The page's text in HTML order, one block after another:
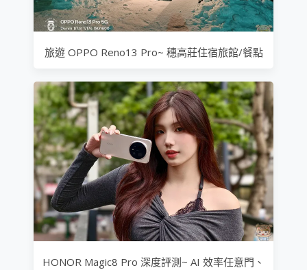
旅遊 OPPO Reno13 Pro~ 穗高莊住宿旅館/餐點
HONOR Magic8 Pro 深度評測~ AI 效率任意門、